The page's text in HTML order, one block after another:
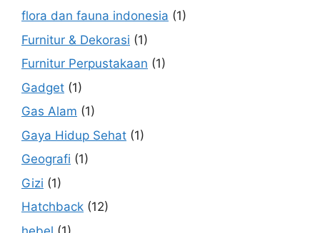
flora dan fauna indonesia (1)
Furnitur & Dekorasi (1)
Furnitur Perpustakaan (1)
Gadget (1)
Gas Alam (1)
Gaya Hidup Sehat (1)
Geografi (1)
Gizi (1)
Hatchback (12)